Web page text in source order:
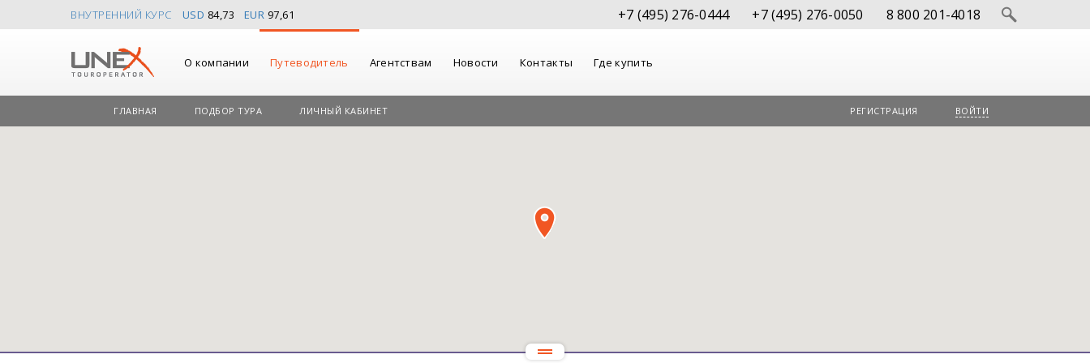
ВНУТРЕННИЙ КУРС USD 84,73 EUR 97,61 +7 (495) 276-0444 +7 (495) 276-0050 8 800 201-4018
О компании Путеводитель Агентствам Новости Контакты Где купить
ГЛАВНАЯ ПОДБОР ТУРА ЛИЧНЫЙ КАБИНЕТ РЕГИСТРАЦИЯ ВОЙТИ